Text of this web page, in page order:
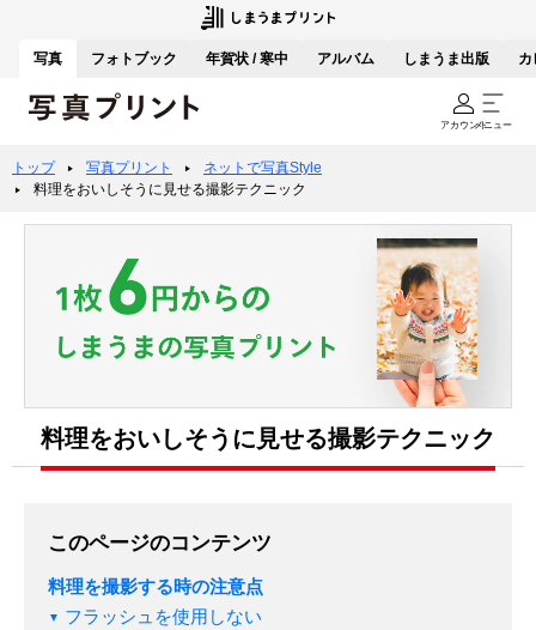
写真 フォトブック 年賀状 / 寒中 アルバム しまうま出版 カ
アカウントメニュー
トップ 写真プリント
ネットで写真Style
料理をおいしそうに見せる撮影テクニック
料理をおいしそうに見せる撮影テクニック
このページのコンテンツ
料理を撮影する時の注意点
フラッシュを使用しない